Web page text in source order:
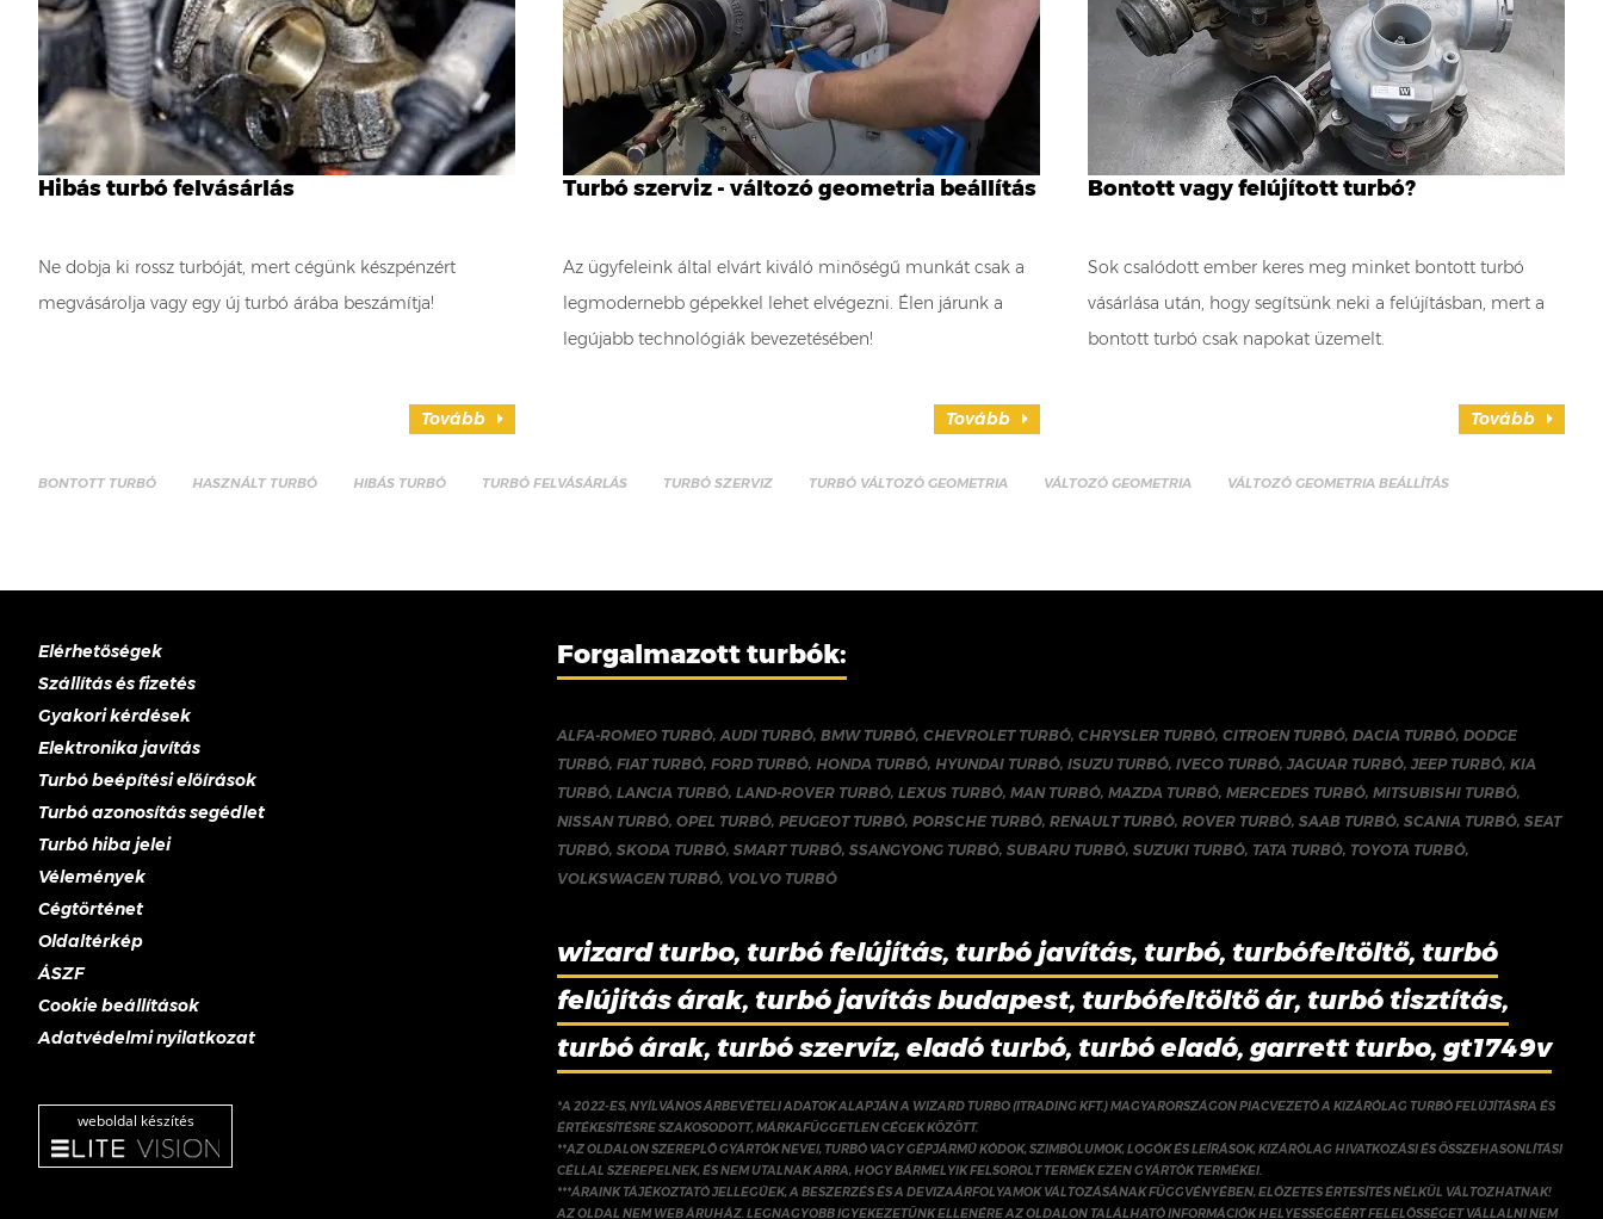
Hibás turbó felvásárlás
Ne dobja ki rossz turbóját, mert cégünk készpénzért
megvásárolja vagy egy új turbó árába beszámítja!
Tovább
Turbó szerviz - változó geometria beállítás
Az ügyfeleink által elvárt kiváló minőségű munkát csak a
legmodernebb gépekkel lehet elvégezni. Élen járunk a
legújabb technológiák bevezetésében!
Tovább
Bontott vagy felújított turbó?
Sok csalódott ember keres meg minket bontott turbó
vásárlása után, hogy segítsünk neki a felújításban, mert a
bontott turbó csak napokat üzemelt.
Tovább
BONTOTT TURBÓ HASZNÁLT TURBÓ HIBÁS TURBÓ TURBÓ FELVÁSÁRLÁS TURBÓ SZERVIZ TURBÓ VÁLTOZÓ GEOMETRIA VÁLTOZÓ GEOMETRIA VÁLTOZÓ GEOMETRIA BEÁLLÍTÁS
Elérhetőségek
Szállítás és fizetés
Gyakori kérdések
Elektronika javítás
Turbó beépítési előírások
Turbó azonosítás segédlet
Turbó hiba jelei
Vélemények
Cégtörténet
Oldaltérkép
ÁSZF
Cookie beállítások
Adatvédelmi nyilatkozat
weboldal készítés
Forgalmazott turbók:
ALFA-ROMEO TURBÓ,AUDI TURBÓ, BMW TURBÓ, CHEVROLET TURBÓ, CHRYSLER TURBÓ, CITROEN TURBÓ, DACIA TURBÓ, DODGE
TURBÓ, FIAT TURBÓ, FORD TURBÓ, HONDA TURBÓ, HYUNDAI TURBÓ, ISUZU TURBÓ, IVECO TURBÓ, JAGUAR TURBÓ, JEEP TURBÓ, KIA
TURBÓ, LANCIA TURBÓ, LAND-ROVER TURBÓ, LEXUS TURBÓ, MAN TURBÓ, MAZDA TURBÓ, MERCEDES TURBÓ, MITSUBISHI TURBÓ,
NISSAN TURBÓ, OPEL TURBÓ, PEUGEOT TURBÓ, PORSCHE TURBÓ, RENAULT TURBÓ, ROVER TURBÓ, SAAB TURBÓ, SCANIA TURBÓ, SEAT
TURBÓ, SKODA TURBÓ, SMART TURBÓ, SSANGYONG TURBÓ, SUBARU TURBÓ, SUZUKI TURBÓ, TATA TURBÓ, TOYOTA TURBÓ,
VOLKSWAGEN TURBÓ, VOLVO TURBÓ
wizard turbo, turbó felújítás, turbó javítás, turbó, turbófeltöltő, turbó
felújítás árak, turbó javítás budapest, turbófeltöltő ár, turbó tisztítás,
turbó árak, turbó szervíz, eladó turbó, turbó eladó, garrett turbo, gt1749v
*A 2022-ES, NYÍLVÁNOS ÁRBEVÉTELI ADATOK ALAPJÁN A WIZARD TURBO (ITRADING KFT.) MAGYARORSZÁGON PIACVEZETŐ A KIZÁRÓLAG TURBÓ FELÚJÍTÁSRA ÉS
ÉRTÉKESÍTÉSRE SZAKOSODOTT, MÁRKAFÜGGETLEN CÉGEK KÖZÖTT.
**AZ OLDALON SZEREPLŐ GYÁRTÓK NEVEI, TURBÓ VAGY GÉPJÁRMŰ KÓDOK, SZIMBÓLUMOK, LOGÓK ÉS LEÍRÁSOK, KIZÁRÓLAG HIVATKOZÁSI ÉS ÖSSZEHASONLÍTÁSI
CÉLLAL SZEREPELNEK, ÉS NEM UTALNAK ARRA, HOGY BÁRMELYIK FELSOROLT TERMÉK EZEN GYÁRTÓK TERMÉKEI.
***ÁRAINK TÁJÉKOZTATÓ JELLEGŰEK, A BESZERZÉS ÉS A DEVIZAÁRFOLYAMOK VÁLTOZÁSÁNAK FÜGGVÉNYÉBEN, ELŐZETES ÉRTESÍTÉS NÉLKÜL VÁLTOZHATNAK!
AZ OLDAL NEM WEB ÁRUHÁZ. LEGNAGYOBB IGYEKEZETÜNK ELLENÉRE AZ OLDALON TALÁLHATÓ INFORMÁCIÓK HELYESSÉGÉÉRT FELELŐSSÉGET VÁLLALNI NEM